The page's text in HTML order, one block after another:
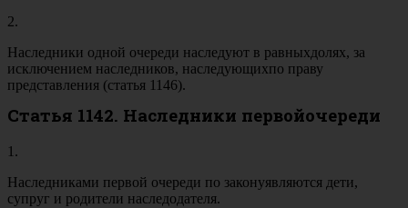
2.
Наследники одной очереди наследуют в равныхдолях, за
исключением наследников, наследующихпо праву
представления (статья 1146).
Статья 1142. Наследники первойочереди
1.
Наследниками первой очереди по законуявляются дети,
супруг и родители наследодателя.